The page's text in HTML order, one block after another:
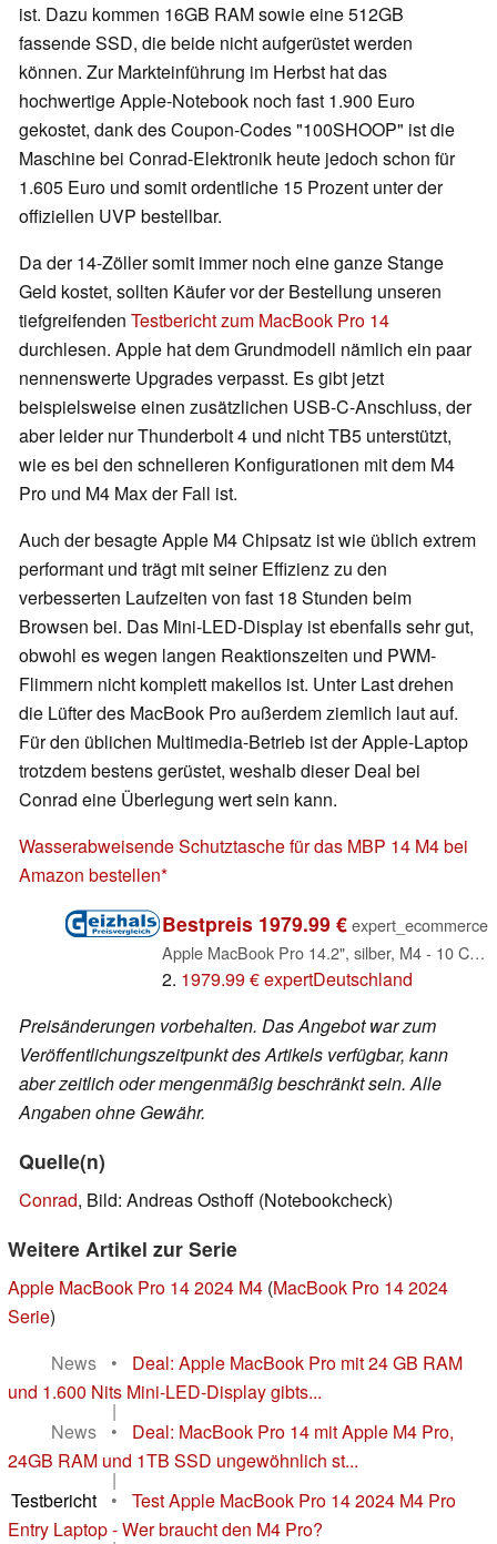
ist. Dazu kommen 16GB RAM sowie eine 512GB
fassende SSD, die beide nicht aufgerüstet werden
können. Zur Markteinführung im Herbst hat das
hochwertige Apple-Notebook noch fast 1.900 Euro
gekostet, dank des Coupon-Codes "100SHOOP" ist die
Maschine bei Conrad-Elektronik heute jedoch schon für
1.605 Euro und somit ordentliche 15 Prozent unter der
offiziellen UVP bestellbar.
Da der 14-Zöller somit immer noch eine ganze Stange
Geld kostet, sollten Käufer vor der Bestellung unseren
tiefgreifenden Testbericht zum MacBook Pro 14
durchlesen. Apple hat dem Grundmodell nämlich ein paar
nennenswerte Upgrades verpasst. Es gibt jetzt
beispielsweise einen zusätzlichen USB-C-Anschluss, der
aber leider nur Thunderbolt 4 und nicht TB5 unterstützt,
wie es bei den schnelleren Konfigurationen mit dem M4
Pro und M4 Max der Fall ist.
Auch der besagte Apple M4 Chipsatz ist wie üblich extrem
performant und trägt mit seiner Effizienz zu den
verbesserten Laufzeiten von fast 18 Stunden beim
Browsen bei. Das Mini-LED-Display ist ebenfalls sehr gut,
obwohl es wegen langen Reaktionszeiten und PWM-
Flimmern nicht komplett makellos ist. Unter Last drehen
die Lüfter des MacBook Pro außerdem ziemlich laut auf.
Für den üblichen Multimedia-Betrieb ist der Apple-Laptop
trotzdem bestens gerüstet, weshalb dieser Deal bei
Conrad eine Überlegung wert sein kann.
Wasserabweisende Schutztasche für das MBP 14 M4 bei
Amazon bestellen
Bestpreis 1979.99 € expert_ecommerce
Apple MacBook Pro 14.2", silber, M4 - 10 Core CPU / 10 Core GPU, 16GB RAM, 512GB SSD, DE [2024] (MW2W3D/A / Z1DW)
2. 1979.99 € expertDeutschland
Preisänderungen vorbehalten. Das Angebot war zum
Veröffentlichungszeitpunkt des Artikels verfügbar, kann
aber zeitlich oder mengenmäßig beschränkt sein. Alle
Angaben ohne Gewähr.
Quelle(n)
Conrad, Bild: Andreas Osthoff (Notebookcheck)
Weitere Artikel zur Serie
Apple MacBook Pro 14 2024 M4 (MacBook Pro 14 2024
Serie)
News
•
Deal: Apple MacBook Pro mit 24 GB RAM
und 1.600 Nits Mini-LED-Display gibts...
|
News
•
Deal: MacBook Pro 14 mit Apple M4 Pro,
24GB RAM und 1TB SSD ungewöhnlich st...
|
Testbericht
•
Test Apple MacBook Pro 14 2024 M4 Pro
Entry Laptop - Wer braucht den M4 Pro?